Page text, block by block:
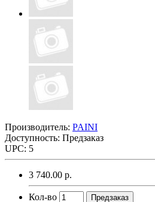
Производитель: PAINI
Доступность: Предзаказ
UPC: 5
3 740.00 р.
Кол-во Предзаказ